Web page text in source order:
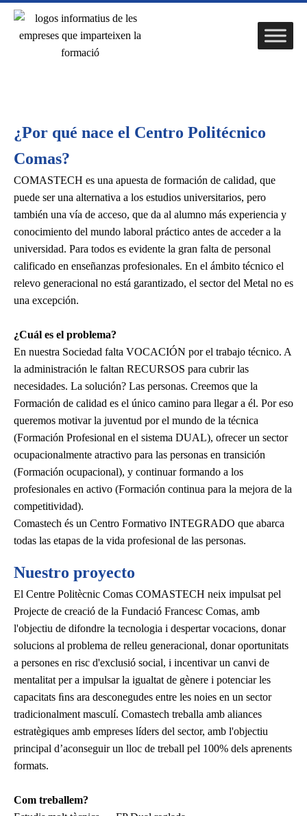
¿Por qué nace el Centro Politécnico
Comas?
COMASTECH es una apuesta de formación de calidad, que
puede ser una alternativa a los estudios universitarios, pero
también una vía de acceso, que da al alumno más experiencia y
conocimiento del mundo laboral práctico antes de acceder a la
universidad. Para todos es evidente la gran falta de personal
calificado en enseñanzas profesionales. En el ámbito técnico el
relevo generacional no está garantizado, el sector del Metal no es
una excepción.
¿Cuál es el problema?
En nuestra Sociedad falta VOCACIÓN por el trabajo técnico. A
la administración le faltan RECURSOS para cubrir las
necesidades. La solución? Las personas. Creemos que la
Formación de calidad es el único camino para llegar a él. Por eso
queremos motivar la juventud por el mundo de la técnica
(Formación Profesional en el sistema DUAL), ofrecer un sector
ocupacionalmente atractivo para las personas en transición
(Formación ocupacional), y continuar formando a los
profesionales en activo (Formación continua para la mejora de la
competitividad).
Comastech és un Centro Formativo INTEGRADO que abarca
todas las etapas de la vida profesional de las personas.
Nuestro proyecto
El Centre Politècnic Comas COMASTECH neix impulsat pel
Projecte de creació de la Fundació Francesc Comas, amb
l'objectiu de difondre la tecnologia i despertar vocacions, donar
solucions al problema de relleu generacional, donar oportunitats
a persones en risc d'exclusió social, i incentivar un canvi de
mentalitat per a impulsar la igualtat de gènere i potenciar les
capacitats ﬁns ara desconegudes entre les noies en un sector
tradicionalment masculí. Comastech treballa amb aliances
estratègiques amb empreses líders del sector, amb l'objectiu
principal d’aconseguir un lloc de treball pel 100% dels aprenents
formats.
Com treballem?